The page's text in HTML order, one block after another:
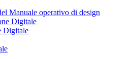
Manuale operativo di design
Digitale